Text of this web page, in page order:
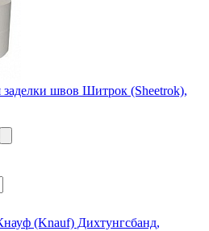
заделки швов Шитрок (Sheetrok),